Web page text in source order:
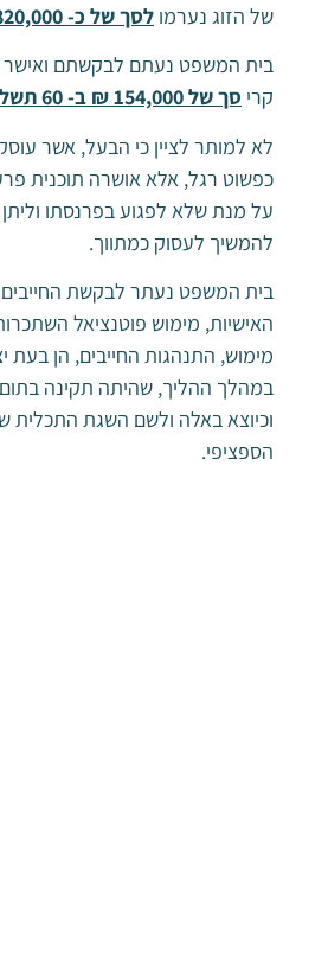
של הזוג נערמו לסך של כ- 1,820,000 ₪.
בית המשפט נעתם לבקשתם ואישר
קרי סך של 154,000 ₪ ב- 60 תשלומים
לא למותר לציין כי הבעל, אשר
כפשוט רגל, אלא אושרה תוכנית
על מנת שלא לפגוע בפרנסתו
להמשיך לעסוק כמתווך.
בית המשפט נעתר לבקשת החייבים
האישיות, מימוש פוטנציאל
מימוש, התנהגות החייבים, הן בעת
במהלך ההליך, שהיתה תקינה
וכיוצא באלה ולשם השגת התכלית
הספציפי.